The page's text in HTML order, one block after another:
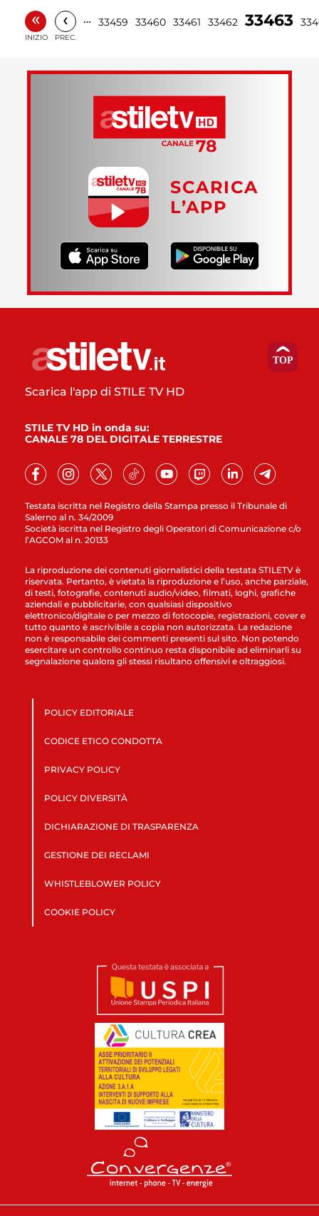
«
INIZIO
‹
PREC.
… 33459 33460 33461 33462 33463
SCARICA
L’APP
Testata iscritta nel Registro della Stampa presso il Tribunale di
Salerno al n. 34/2009
Società iscritta nel Registro degli Operatori di Comunicazione c/o
l’AGCOM al n. 20133
Scarica l'app di STILE TV HD
STILE TV HD in onda su:
CANALE 78 DEL DIGITALE TERRESTRE
La riproduzione dei contenuti giornalistici della testata STILETV è
riservata. Pertanto, è vietata la riproduzione e l’uso, anche parziale,
di testi, fotografie, contenuti audio/video, filmati, loghi, grafiche
aziendali e pubblicitarie, con qualsiasi dispositivo
elettronico/digitale o per mezzo di fotocopie, registrazioni, cover e
tutto quanto è ascrivibile a copia non autorizzata. La redazione
non è responsabile dei commenti presenti sul sito. Non potendo
esercitare un controllo continuo resta disponibile ad eliminarli su
segnalazione qualora gli stessi risultano offensivi e oltraggiosi.
POLICY EDITORIALE
CODICE ETICO CONDOTTA
PRIVACY POLICY
POLICY DIVERSITÀ
DICHIARAZIONE DI TRASPARENZA
GESTIONE DEI RECLAMI
WHISTLEBLOWER POLICY
COOKIE POLICY